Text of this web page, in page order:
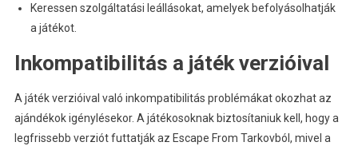
Keressen szolgáltatási leállásokat, amelyek befolyásolhatják
a játékot.
Inkompatibilitás a játék verzióival
A játék verzióival való inkompatibilitás problémákat okozhat az
ajándékok igénylésekor. A játékosoknak biztosítaniuk kell, hogy a
legfrissebb verziót futtatják az Escape From Tarkovból, mivel a